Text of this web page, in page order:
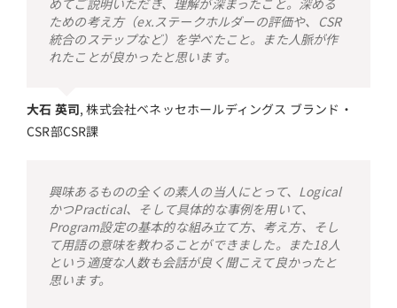
めてご説明いただき、理解が深まったこと。深める
ための考え方（ex.ステークホルダーの評価や、CSR
統合のステップなど）を学べたこと。また人脈が作
れたことが良かったと思います。
大石 英司,株式会社ベネッセホールディングス ブランド・
CSR部CSR課
興味あるものの全くの素人の当人にとって、Logical
かつPractical、そして具体的な事例を用いて、
Program設定の基本的な組み立て方、考え方、そし
て用語の意味を教わることができました。また18人
という適度な人数も会話が良く聞こえて良かったと
思います。